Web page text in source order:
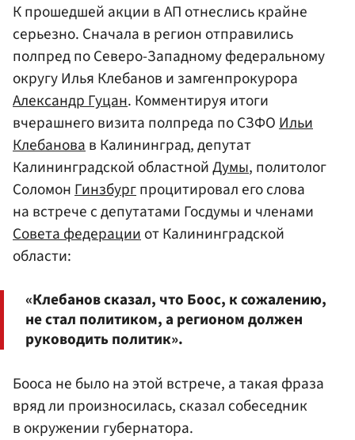
К прошедшей акции в АП отнеслись крайне
серьезно. Сначала в регион отправились
полпред по Северо-Западному федеральному
округу Илья Клебанов и замгенпрокурора
Александр Гуцан. Комментируя итоги
вчерашнего визита полпреда по СЗФОИльи
Клебановав Калининград, депутат
Калининградской областнойДумы, политолог
СоломонГинзбургпроцитировал его слова
на встрече с депутатами Госдумы и членами
Совета федерацииот Калининградской
области:
«Клебанов сказал, что Боос, к сожалению,
не стал политиком, а регионом должен
руководить политик».
Бооса не было на этой встрече, а такая фраза
вряд ли произносилась, сказал собеседник
в окружении губернатора.